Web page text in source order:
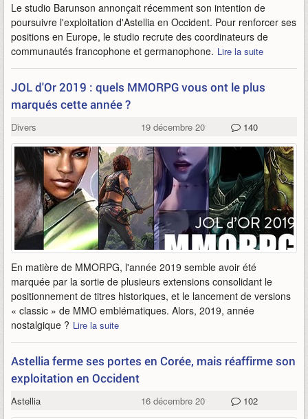
Le studio Barunson annonçait récemment son intention de
poursuivre l'exploitation d'Astellia en Occident. Pour renforcer ses
positions en Europe, le studio recrute des coordinateurs de
communautés francophone et germanophone. Lire la suite
JOL d'Or 2019 : quels MMORPG vous ont le plus
marqués cette année ?
Divers 19 décembre 2019 140
En matière de MMORPG, l'année 2019 semble avoir été
marquée par la sortie de plusieurs extensions consolidant le
positionnement de titres historiques, et le lancement de versions
« classic » de MMO emblématiques. Alors, 2019, année
nostalgique ? Lire la suite
Astellia ferme ses portes en Corée, mais réaffirme son
exploitation en Occident
Astellia 16 décembre 2019 102